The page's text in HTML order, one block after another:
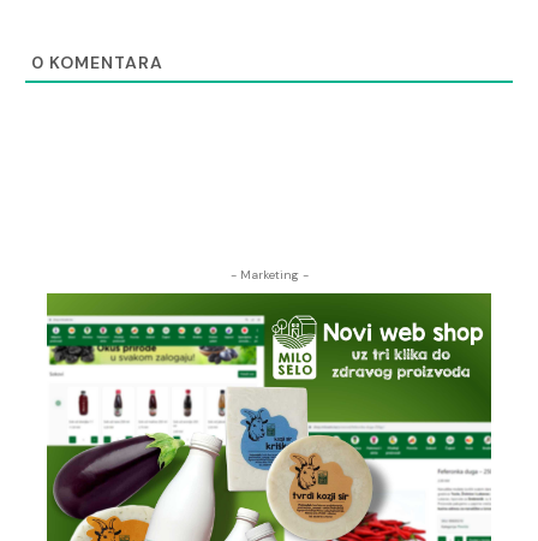
0 KOMENTARA
- Marketing -